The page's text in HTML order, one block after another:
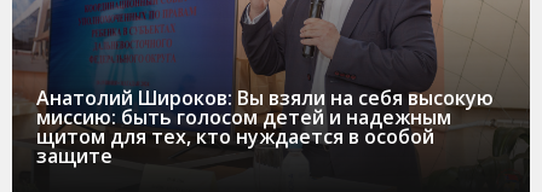
Анатолий Широков: Вы взяли на себя высокую
миссию: быть голосом детей и надежным
щитом для тех, кто нуждается в особой
защите